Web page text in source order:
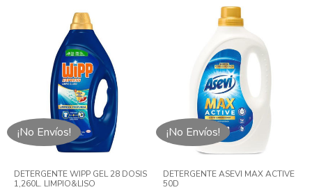
¡No Envíos!
DETERGENTE WIPP GEL 28 DOSIS
1,260L. LIMPIO&LISO
¡No Envíos!
DETERGENTE ASEVI MAX ACTIVE
50D